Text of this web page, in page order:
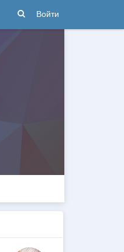
Войти